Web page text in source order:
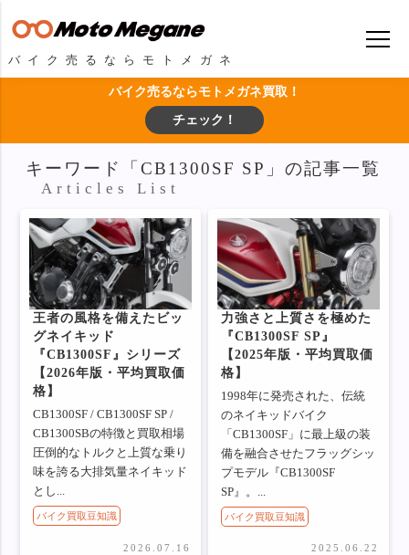
バイク売るならモトメガネ
バイク売るならモトメガネ買取！
チェック！
キーワード「CB1300SF SP」の記事一覧
Articles List
王者の風格を備えたビッ
グネイキッド
『CB1300SF』シリーズ
【2026年版・平均買取価
格】
CB1300SF / CB1300SF SP /
CB1300SBの特徴と買取相場
圧倒的なトルクと上質な乗り
味を誇る大排気量ネイキッド
とし...
バイク買取豆知識
2026.07.16
力強さと上質さを極めた
『CB1300SF SP』
【2025年版・平均買取価
格】
1998年に発売された、伝統
のネイキッドバイク
「CB1300SF」に最上級の装
備を融合させたフラッグシッ
プモデル『CB1300SF
SP』。...
バイク買取豆知識
2025.06.22